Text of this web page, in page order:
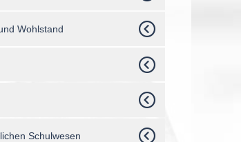
Wohlstand
Schulwesen